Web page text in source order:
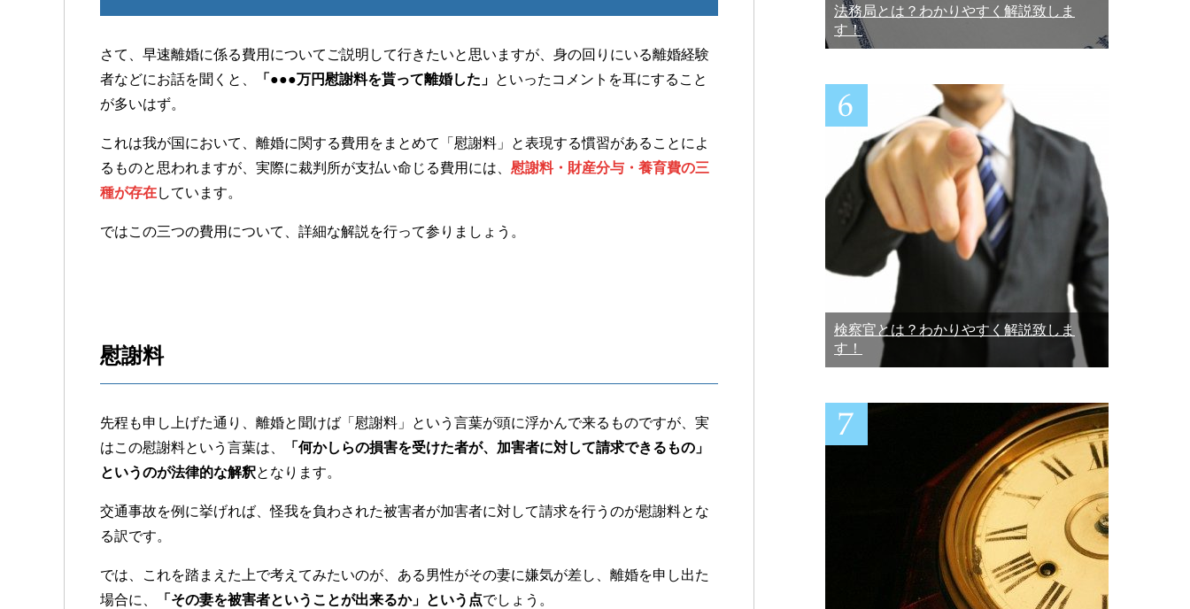
さて、早速離婚に係る費用についてご説明して行きたいと思いますが、身の回りにいる離婚経験
者などにお話を聞くと、
「●●●万円慰謝料を貰って離婚した」 といったコメントを耳にすること
が多いはず。
これは我が国において、離婚に関する費用をまとめて「慰謝料」と表現する慣習があることによ
るものと思われますが、実際に裁判所が支払い命じる費用には、 慰謝料・財産分与・養育費の三
種が存在しています。
ではこの三つの費用について、詳細な解説を行って参りましょう。
慰謝料
先程も申し上げた通り、離婚と聞けば「慰謝料」という言葉が頭に浮かんで来るものですが、実
はこの慰謝料という言葉は、
「何かしらの損害を受けた者が、加害者に対して請求できるもの」
というのが法律的な解釈となります。
交通事故を例に挙げれば、怪我を負わされた被害者が加害者に対して請求を行うのが慰謝料とな
る訳です。
では、これを踏まえた上で考えてみたいのが、ある男性がその妻に嫌気が差し、離婚を申し出た
場合に、
「その妻を被害者ということが出来るか」という点でしょう。
法務局とは？わかりやすく解説致しま
す！
検察官とは？わかりやすく解説致しま
す！